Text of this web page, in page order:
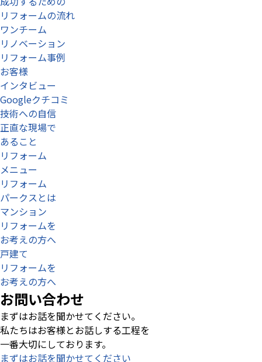
リフォームの流れ
ワンチーム
リノベーション
リフォーム事例
お客様
インタビュー
Googleクチコミ
技術への自信
正直な現場で
あること
リフォーム
メニュー
リフォーム
パークスとは
マンション
リフォームを
お考えの方へ
戸建て
リフォームを
お考えの方へ
お問い合わせ
まずはお話を聞かせてください。
私たちはお客様とお話しする工程を
一番大切にしております。
まずはお話を聞かせてください